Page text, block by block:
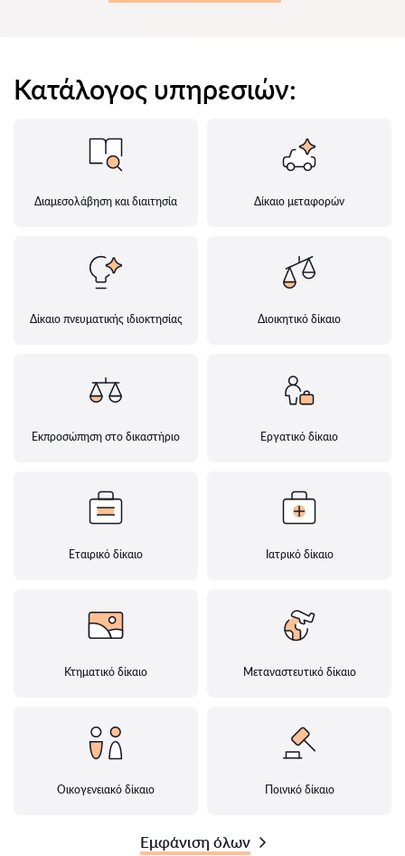
Κατάλογος υπηρεσιών:
Διαμεσολάβηση και διαιτησία Δίκαιο μεταφορών
Δίκαιο πνευματικής ιδιοκτησίας Διοικητικό δίκαιο
Εκπροσώπηση στο δικαστήριο Εργατικό δίκαιο
Εταιρικό δίκαιο Ιατρικό δίκαιο
Κτηματικό δίκαιο Μεταναστευτικό δίκαιο
Οικογενειακό δίκαιο Ποινικό δίκαιο
Εμφάνιση όλων